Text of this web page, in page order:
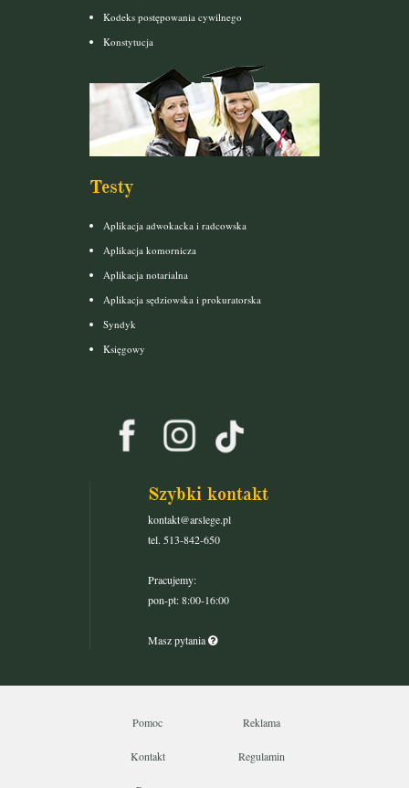
Kodeks postępowania cywilnego
Konstytucja
Testy
Aplikacja adwokacka i radcowska
Aplikacja komornicza
Aplikacja notarialna
Aplikacja sędziowska i prokuratorska
Syndyk
Księgowy
Szybki kontakt
kontakt@arslege.pl
tel. 513-842-650
Pracujemy:
pon-pt: 8:00-16:00
Masz pytania
Pomoc Reklama
Kontakt Regulamin